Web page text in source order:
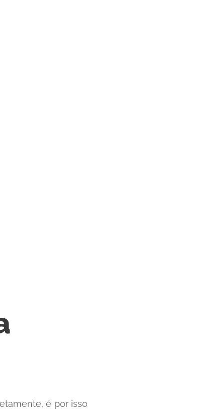
é por isso